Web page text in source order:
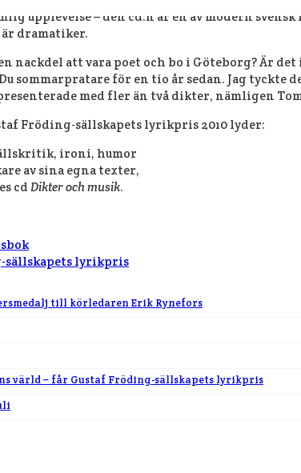
upplevelse – den cd:n är en av modern
är dramatiker.
nackdel att vara poet och bo i Göteborg? Är
sommarpratare för en tio år sedan. Jag
med fler än två dikter, nämligen
Fröding-sällskapets lyrikpris 2010 lyder:
ironi, humor
av sina egna texter,
cd Dikter och musik.
sällskapets lyrikpris
till körledaren Erik Rynefors
värld – får Gustaf Fröding-sällskapets lyrikpris